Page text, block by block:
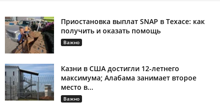
Приостановка выплат SNAP в Техасе: как
получить и оказать помощь
Важно
Казни в США достигли 12-летнего
максимума; Алабама занимает второе
место в...
Важно